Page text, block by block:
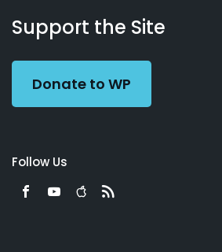
Working
Preacher
Us
Support the Site
Donate to WP
Follow Us